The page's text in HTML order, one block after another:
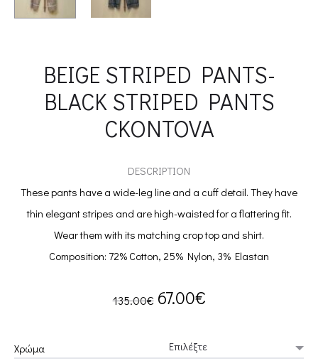
BEIGE STRIPED PANTS-
BLACK STRIPED PANTS
CKONTOVA
DESCRIPTION
These pants have a wide-leg line and a cuff detail. They have
thin elegant stripes and are high-waisted for a flattering fit.
Wear them with its matching crop top and shirt.
Composition: 72% Cotton, 25% Nylon, 3% Elastan
135.00€ Original
67.00€Current
Χρώμα